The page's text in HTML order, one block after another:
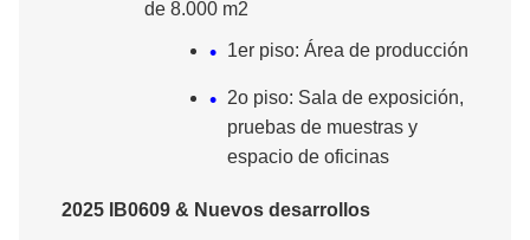
de 8.000 m2
1er piso: Área de producción
2o piso: Sala de exposición,
pruebas de muestras y
espacio de oficinas
2025 IB0609 & Nuevos desarrollos